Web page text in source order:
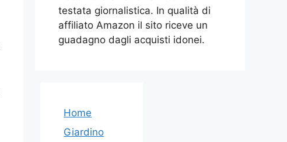
testata giornalistica. In qualità di
affiliato Amazon il sito riceve un
guadagno dagli acquisti idonei.
Home
Giardino